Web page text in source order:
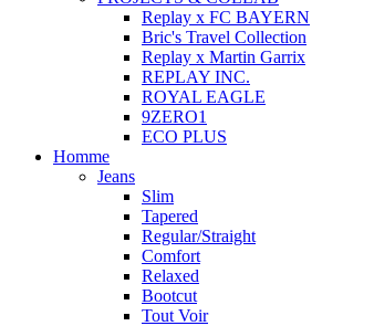
Replay x FC BAYERN
Bric's Travel Collection
Replay x Martin Garrix
REPLAY INC.
ROYAL EAGLE
9ZERO1
ECO PLUS
Homme
Jeans
Slim
Tapered
Regular/Straight
Comfort
Relaxed
Bootcut
Tout Voir